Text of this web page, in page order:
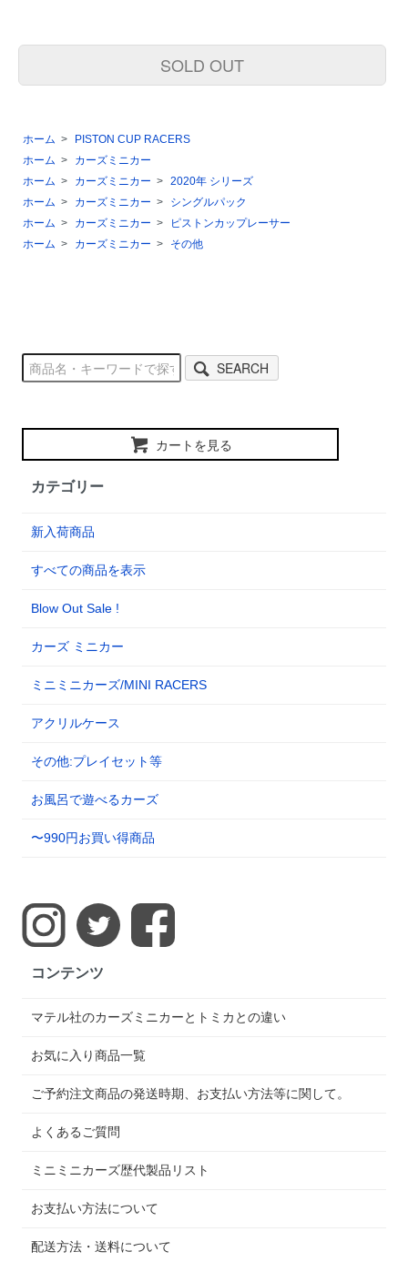
SOLD OUT
ホーム >
PISTON CUP RACERS
ホーム >
カーズミニカー
ホーム > カーズミニカー > 2020年 シリーズ
ホーム > カーズミニカー >
シングルパック
ホーム > カーズミニカー >
ピストンカップレーサー
ホーム > カーズミニカー > その他
SEARCH
カートを見る
カテゴリー
新入荷商品
すべての商品を表示
Blow Out Sale !
カーズ ミニカー
ミニミニカーズ/MINI RACERS
アクリルケース
その他:プレイセット等
お風呂で遊べるカーズ
〜990円お買い得商品
コンテンツ
マテル社のカーズミニカーとトミカとの違い
お気に入り商品一覧
ご予約注文商品の発送時期、お支払い方法等に関して。
よくあるご質問
ミニミニカーズ歴代製品リスト
お支払い方法について
配送方法・送料について